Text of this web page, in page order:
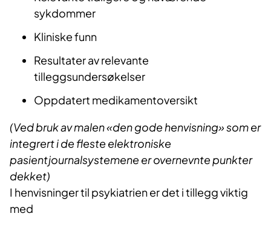
sykdommer
Kliniske funn
Resultater av relevante
tilleggsundersøkelser
Oppdatert medikamentoversikt
(Ved bruk av malen «den gode henvisning» som er
integrert i de fleste elektroniske
pasientjournalsystemene er overnevnte punkter
dekket)
I henvisninger til psykiatrien er det i tillegg viktig
med